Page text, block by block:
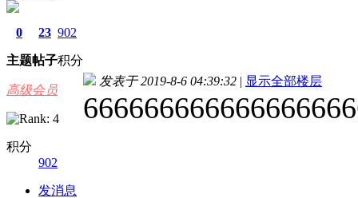
0
主题
23
帖子
902
积分
高级会员
积分
902
发消息
发表于 2019-8-6 04:39:32 | 显示全部楼层